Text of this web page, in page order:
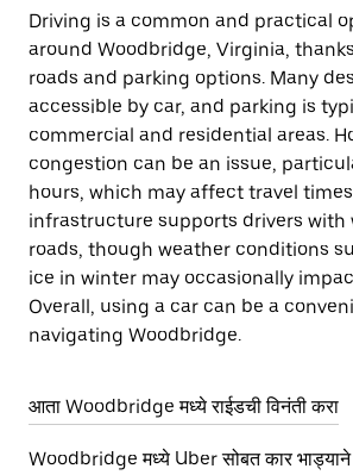
Driving is a common and practical
around Woodbridge, Virginia,
roads and parking options. Many
accessible by car, and parking is
commercial and residential areas.
congestion can be an issue,
hours, which may affect travel times.
infrastructure supports drivers with
roads, though weather conditions
ice in winter may occasionally
Overall, using a car can be a
navigating Woodbridge.
आता Woodbridge मध्ये राईडची विनंती करा
Woodbridge मध्ये Uber सोबत कार भाड्याने